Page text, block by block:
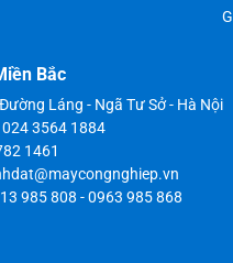
Bắc
Láng - Ngã Tư Sở - Hà Nội
024 3564 1884
1461
985 808 -0963 985 868